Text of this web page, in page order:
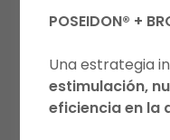
POSEIDON® +
Una estrategia
estimulación,
eficiencia en la